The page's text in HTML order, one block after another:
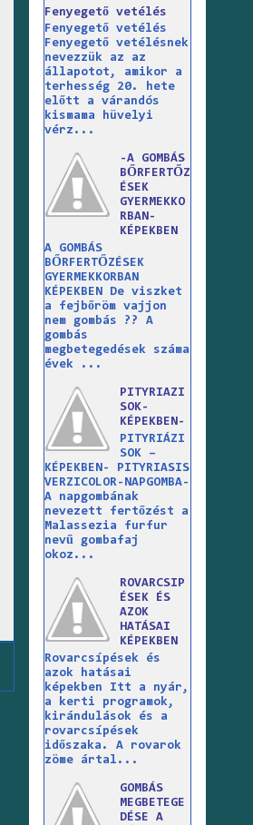
Fenyegető vetélés
Fenyegető vetélés
Fenyegető vetélésnek
nevezzük az az
állapotot, amikor a
terhesség 20. hete
előtt a várandós
kismama hüvelyi
vérz...
-A GOMBÁS
BŐRFERTŐZ
ÉSEK
GYERMEKKO
RBAN-
KÉPEKBEN
A GOMBÁS
BŐRFERTŐZÉSEK
GYERMEKKORBAN
KÉPEKBEN De viszket
a fejbőröm vajjon
nem gombás ?? A
gombás
megbetegedések száma
évek ...
PITYRIAZI
SOK-
KÉPEKBEN-
PITYRIÁZI
SOK –
KÉPEKBEN- PITYRIASIS
VERZICOLOR-NAPGOMBA-
A napgombának
nevezett fertőzést a
Malassezia furfur
nevű gombafaj
okoz...
ROVARCSIP
ÉSEK ÉS
AZOK
HATÁSAI
KÉPEKBEN
Rovarcsípések és
azok hatásai
képekben Itt a nyár,
a kerti programok,
kirándulások és a
rovarcsípések
időszaka. A rovarok
zöme ártal...
GOMBÁS
MEGBETEGE
DÉSE A